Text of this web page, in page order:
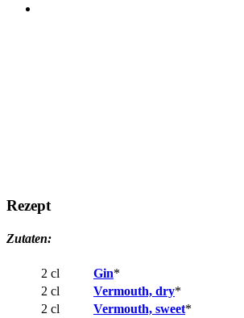
Rezept
Zutaten:
2 cl Gin*
2 cl
Vermouth, dry*
2 cl
Vermouth, sweet*